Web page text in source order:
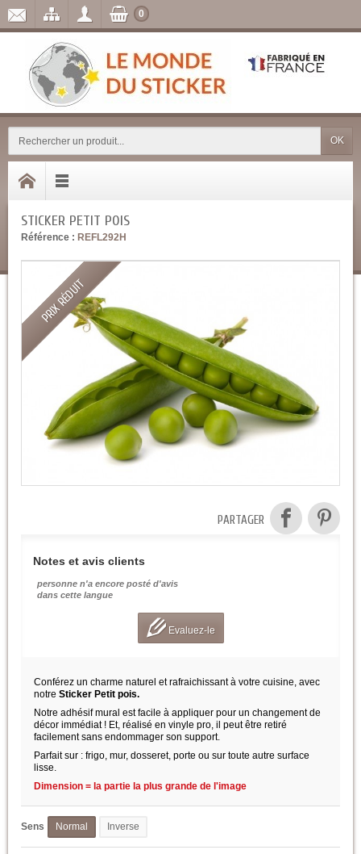
OK
0
STICKER PETIT POIS
Référence : REFL292H
PRIX RÉDUIT
PARTAGER
Notes et avis clients
personne n'a encore posté d'avis
dans cette langue
Evaluez-le
Conférez un charme naturel et rafraichissant à votre cuisine, avec
notre Sticker Petit pois.
Notre adhésif mural est facile à appliquer pour un changement de
décor immédiat ! Et, réalisé en vinyle pro, il peut être retiré
facilement sans endommager son support.
Parfait sur : frigo, mur, dosseret, porte ou sur toute autre surface
lisse.
Dimension = la partie la plus grande de l'image
Sens Normal Inverse